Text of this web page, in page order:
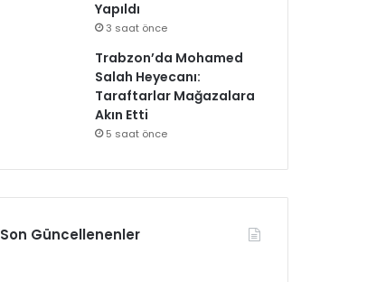
Yapıldı
3 saat önce
Trabzon’da Mohamed
Salah Heyecanı:
Taraftarlar Mağazalara
Akın Etti
5 saat önce
Son Güncellenenler